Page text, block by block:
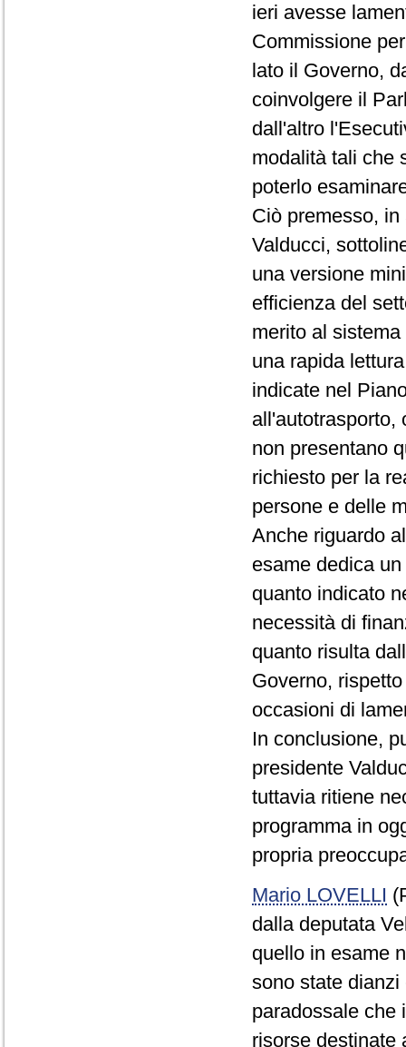
ieri avesse
Commissione
lato il Governo,
coinvolgere il
dall'altro
modalità tali che
poterlo
Ciò premesso,
Valducci,
una versione
efficienza del
merito al
una rapida
indicate nel
all'autotrasporto,
non presentano
richiesto per la
persone e delle
Anche riguardo
esame dedica
quanto indicato
necessità di
quanto risulta
Governo,
occasioni di
In conclusione,
presidente
tuttavia ritiene
programma in
propria
Mario LOVELLI
dalla deputata
quello in esame
sono state
paradossale che
risorse destinate